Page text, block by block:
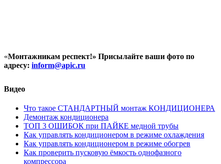
«Монтажникам респект!» Присылайте ваши фото по
адресу: inform@apic.ru
Видео
Что такое СТАНДАРТНЫЙ монтаж КОНДИЦИОНЕРА
Демонтаж кондиционера
ТОП 3 ОШИБОК при ПАЙКЕ медной трубы
Как управлять кондиционером в режиме охлаждения
Как управлять кондиционером в режиме обогрев
Как проверить пусковую ёмкость однофазного
компрессора